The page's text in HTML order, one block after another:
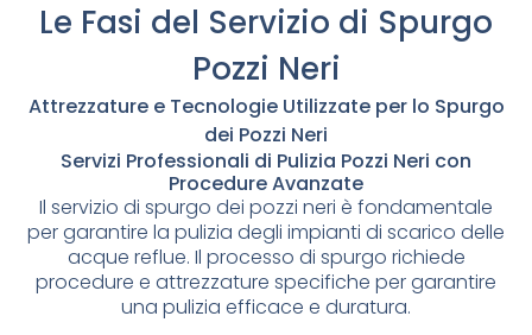
Le Fasi del Servizio di Spurgo
Pozzi Neri
Attrezzature e Tecnologie Utilizzate per lo Spurgo
dei Pozzi Neri
Servizi Professionali di Pulizia Pozzi Neri con
Procedure Avanzate
Il servizio di spurgo dei pozzi neri è fondamentale
per garantire la pulizia degli impianti di scarico delle
acque reflue. Il processo di spurgo richiede
procedure e attrezzature specifiche per garantire
una pulizia efficace e duratura.